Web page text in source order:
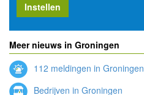
Instellen
Meer nieuws in Groningen
112 meldingen in Groningen
Bedrijven in Groningen